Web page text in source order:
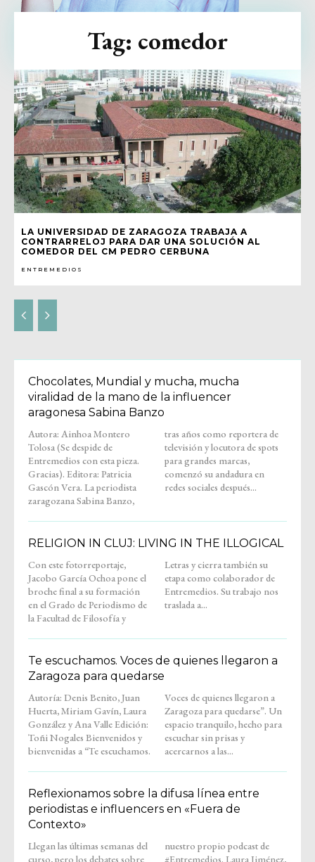
LA UNIVERSIDAD DE ZARAGOZA TRABAJA A
CONTRARRELOJ PARA DAR UNA SOLUCIÓN AL
COMEDOR DEL CM PEDRO CERBUNA
ENTREMEDIOS
Tag: comedor
Chocolates, Mundial y mucha, mucha
viralidad de la mano de la influencer
aragonesa Sabina Banzo
Autora: Ainhoa Montero
Tolosa (Se despide de
Entremedios con esta pieza.
Gracias). Editora: Patricia
Gascón Vera. La periodista
zaragozana Sabina Banzo,
tras años como reportera de
televisión y locutora de spots
para grandes marcas,
comenzó su andadura en
redes sociales después...
RELIGION IN CLUJ: LIVING IN THE ILLOGICAL
Con este fotorreportaje,
Jacobo García Ochoa pone el
broche final a su formación
en el Grado de Periodismo de
la Facultad de Filosofía y
Letras y cierra también su
etapa como colaborador de
Entremedios. Su trabajo nos
traslada a...
Te escuchamos. Voces de quienes llegaron a
Zaragoza para quedarse
Autoría: Denis Benito, Juan
Huerta, Miriam Gavín, Laura
González y Ana Valle Edición:
Toñi Nogales Bienvenidos y
bienvenidas a “Te escuchamos.
Voces de quienes llegaron a
Zaragoza para quedarse”. Un
espacio tranquilo, hecho para
escuchar sin prisas y
acercarnos a las...
Reflexionamos sobre la difusa línea entre
periodistas e influencers en «Fuera de
Contexto»
Llegan las últimas semanas del
curso, pero los debates sobre
nuestro propio podcast de
#Entremedios. Laura Jiménez,